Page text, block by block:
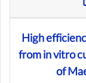
High
from in vitro
of